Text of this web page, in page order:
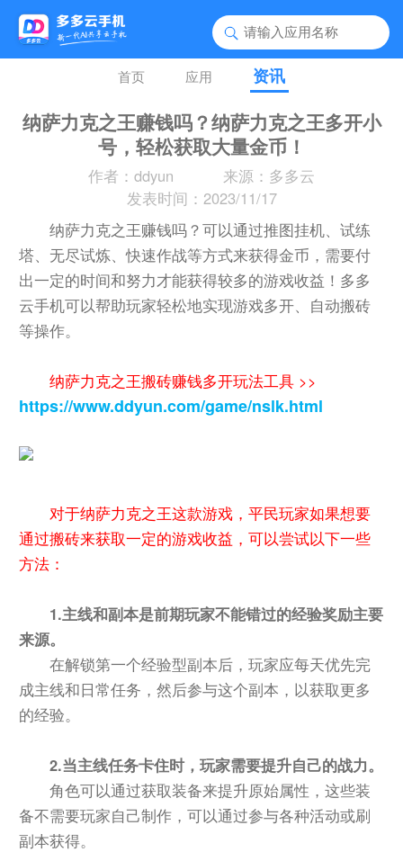
首页 应用 资讯
纳萨力克之王赚钱吗？纳萨力克之王多开小
号，轻松获取大量金币！
作者：ddyun
来源：多多云
发表时间：2023/11/17
纳萨力克之王赚钱吗？可以通过推图挂机、试练
塔、无尽试炼、快速作战等方式来获得金币，需要付
出一定的时间和努力才能获得较多的游戏收益！多多
云手机可以帮助玩家轻松地实现游戏多开、自动搬砖
等操作。
纳萨力克之王搬砖赚钱多开玩法工具 >>
https://www.ddyun.com/game/nslk.html
对于纳萨力克之王这款游戏，平民玩家如果想要
通过搬砖来获取一定的游戏收益，可以尝试以下一些
方法：
1.主线和副本是前期玩家不能错过的经验奖励主要
来源。
在解锁第一个经验型副本后，玩家应每天优先完
成主线和日常任务，然后参与这个副本，以获取更多
的经验。
2.当主线任务卡住时，玩家需要提升自己的战力。
角色可以通过获取装备来提升原始属性，这些装
备不需要玩家自己制作，可以通过参与各种活动或刷
副本获得。